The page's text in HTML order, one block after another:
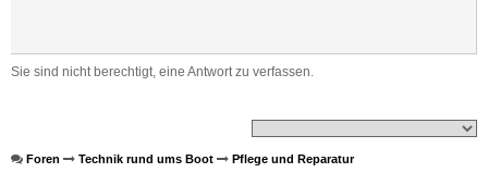
Sie sind nicht berechtigt, eine Antwort zu verfassen.
Foren Technik rund ums Boot Pflege und Reparatur